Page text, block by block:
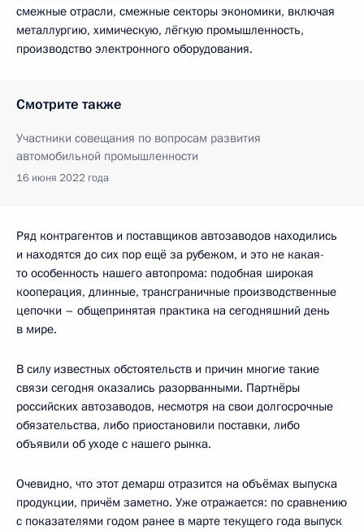
смежные отрасли, смежные секторы экономики, включая
металлургию, химическую, лёгкую промышленность,
производство электронного оборудования.
Смотрите также
Участники совещания по вопросам развития
автомобильной промышленности
16 июня 2022 года
Ряд контрагентов и поставщиков автозаводов находились
и находятся до сих пор ещё за рубежом, и это не какая-
то особенность нашего автопрома: подобная широкая
кооперация, длинные, трансграничные производственные
цепочки – общепринятая практика на сегодняшний день
в мире.
В силу известных обстоятельств и причин многие такие
связи сегодня оказались разорванными. Партнёры
российских автозаводов, несмотря на свои долгосрочные
обязательства, либо приостановили поставки, либо
объявили об уходе с нашего рынка.
Очевидно, что этот демарш отразится на объёмах выпуска
продукции, причём заметно. Уже отражается: по сравнению
с показателями годом ранее в марте текущего года выпуск